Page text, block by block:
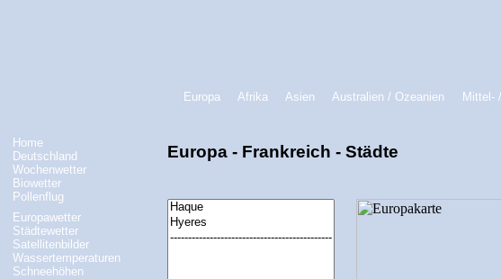
Europa Afrika Asien Australien / Ozeanien Mittel-
Home
Deutschland
Wochenwetter
Biowetter
Pollenflug
Europawetter
Städtewetter
Satellitenbilder
Wassertemperaturen
Schneehöhen
Europa - Frankreich - Städte